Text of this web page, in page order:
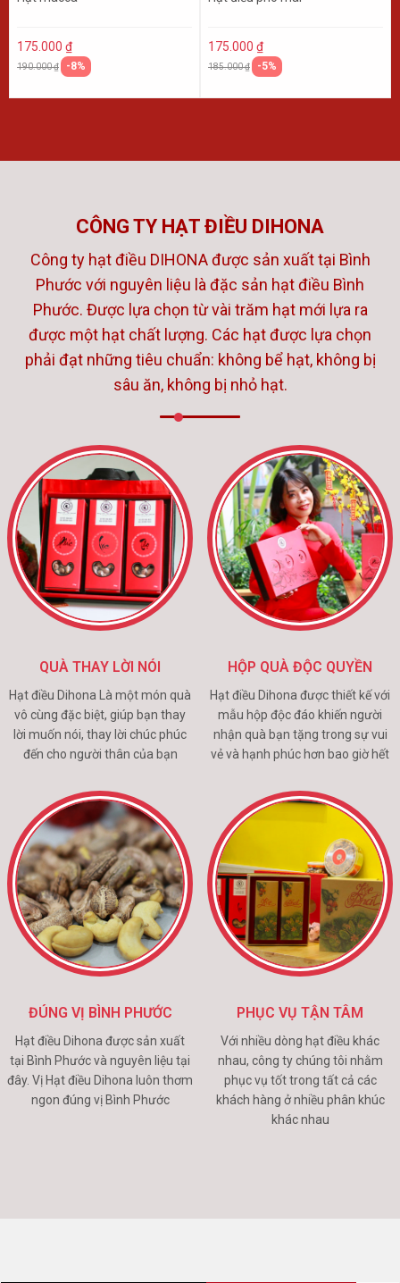
175.000 ₫
190.000 ₫ -8%
175.000 ₫
185.000 ₫ -5%
CÔNG TY HẠT ĐIỀU DIHONA
Công ty hạt điều DIHONA được sản xuất tại Bình
Phước với nguyên liệu là đặc sản hạt điều Bình
Phước. Được lựa chọn từ vài trăm hạt mới lựa ra
được một hạt chất lượng. Các hạt được lựa chọn
phải đạt những tiêu chuẩn: không bể hạt, không bị
sâu ăn, không bị nhỏ hạt.
QUÀ THAY LỜI NÓI
Hạt điều Dihona Là một món quà
vô cùng đặc biệt, giúp bạn thay
lời muốn nói, thay lời chúc phúc
đến cho người thân của bạn
HỘP QUÀ ĐỘC QUYỀN
Hạt điều Dihona được thiết kế với
mẫu hộp độc đáo khiến người
nhận quà bạn tặng trong sự vui
vẻ và hạnh phúc hơn bao giờ hết
ĐÚNG VỊ BÌNH PHƯỚC
Hạt điều Dihona được sản xuất
tại Bình Phước và nguyên liệu tại
đây. Vị Hạt điều Dihona luôn thơm
ngon đúng vị Bình Phước
PHỤC VỤ TẬN TÂM
Với nhiều dòng hạt điều khác
nhau, công ty chúng tôi nhằm
phục vụ tốt trong tất cả các
khách hàng ở nhiều phân khúc
khác nhau